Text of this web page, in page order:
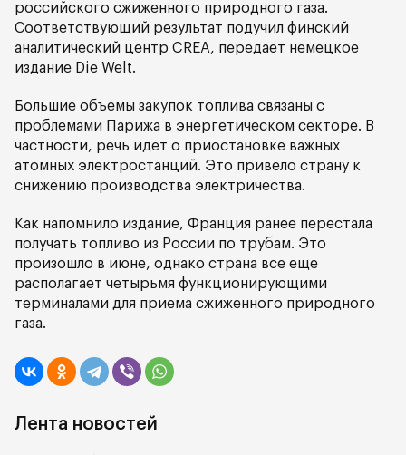
российского сжиженного природного газа.
Соответствующий результат подучил финский
аналитический центр CREA, передает немецкое
издание Die Welt.
Большие объемы закупок топлива связаны с
проблемами Парижа в энергетическом секторе. В
частности, речь идет о приостановке важных
атомных электростанций. Это привело страну к
снижению производства электричества.
Как напомнило издание, Франция ранее перестала
получать топливо из России по трубам. Это
произошло в июне, однако страна все еще
располагает четырьмя функционирующими
терминалами для приема сжиженного природного
газа.
Лента новостей